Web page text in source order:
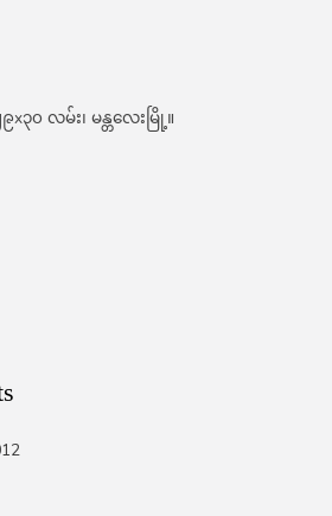
၃၀ လမ်း၊ မန္တလေးမြို့။